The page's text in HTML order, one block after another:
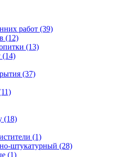
работ (39)
(12)
(13)
(14)
(37)
(18)
(1)
штукатурный (28)
(1)